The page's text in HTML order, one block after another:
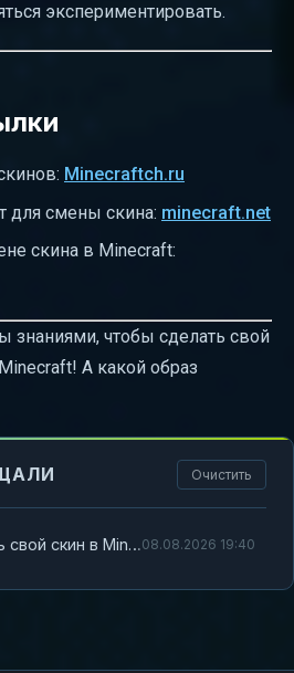
экспериментировать.
Minecraftch.ru
для смены скина: minecraft.net
скина в Minecraft:
чтобы сделать свой
А какой образ
Очистить
Minecraft как сделать свой скин в Minecraft — полный гайд для новичков и профи08.08.2026 19:40